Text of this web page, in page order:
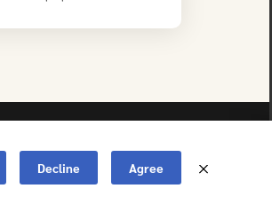
Decline Agree